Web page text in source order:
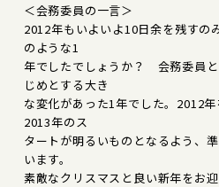
＜会務委員の一言＞
2012年もいよいよ10日余を残すの
のような1
年でしたでしょうか？ 会務委員
じめとする大き
な変化があった1年でした。2012年
2013年のス
タートが明るいものとなるよう、
います。
素敵なクリスマスと良い新年をお迎